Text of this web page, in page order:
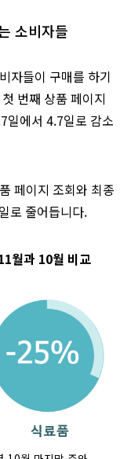
소비자들
자들이 구매를 하기
번째 상품 페이지
일에서 4.7일로 감소
페이지 조회와 최종
로 줄어듭니다.
월과 10월 비교